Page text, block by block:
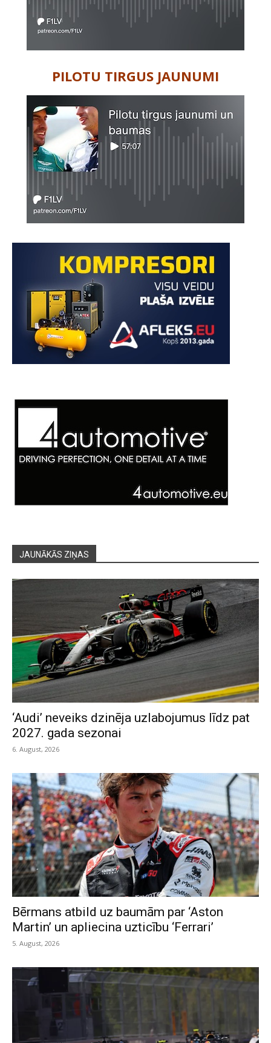
PILOTU TIRGUS JAUNUMI
JAUNĀKĀS ZIŅAS
‘Audi’ neveiks dzinēja uzlabojumus līdz pat
2027. gada sezonai
6. August, 2026
Bērmans atbild uz baumām par ‘Aston
Martin’ un apliecina uzticību ‘Ferrari’
5. August, 2026